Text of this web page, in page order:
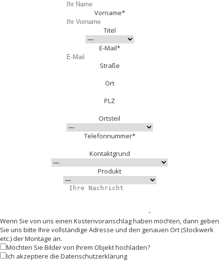
Vorname*
Titel
E-Mail*
Straße
Ort
PLZ
Ortsteil
Telefonnummer*
Kontaktgrund
Produkt
Wenn Sie von uns einen Kostenvoranschlag haben möchten, dann geben
Sie uns bitte Ihre vollständige Adresse und den genauen Ort (Stockwerk
etc.) der Montage an.
Möchten Sie Bilder von Ihrem Objekt hochladen?
Ich akzeptiere die Datenschutzerklärung